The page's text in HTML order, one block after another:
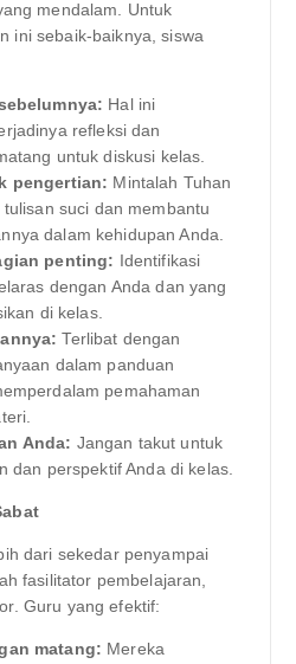
mendalam. Untuk
ini sebaik-baiknya, siswa
Hal ini
refleksi dan
untuk diskusi kelas.
pengertian: Mintalah Tuhan
suci dan membantu
dalam kehidupan Anda.
penting: Identifikasi
dengan Anda dan yang
di kelas.
Terlibat dengan
dalam panduan
pemahaman
Anda: Jangan takut untuk
dan perspektif Anda di kelas.
dari sekedar penyampai
fasilitator pembelajaran,
Guru yang efektif:
matang: Mereka